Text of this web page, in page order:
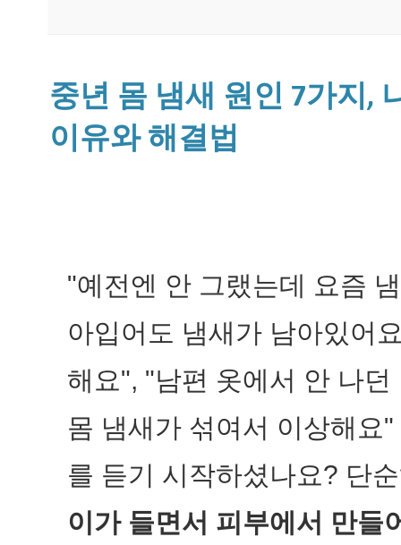
중년 몸 냄새 원인 7가지,
이유와 해결법
"예전엔 안 그랬는데 요즘
아입어도 냄새가 남아있어
해요", "남편 옷에서 안 나
몸 냄새가 섞여서 이상해요
를 듣기 시작하셨나요? 단
이가 들면서 피부에서 만